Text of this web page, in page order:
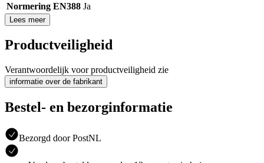
Normering EN388 Ja
Lees meer
Productveiligheid
Verantwoordelijk voor productveiligheid zie
informatie over de fabrikant
Bestel- en bezorginformatie
Bezorgd door PostNL